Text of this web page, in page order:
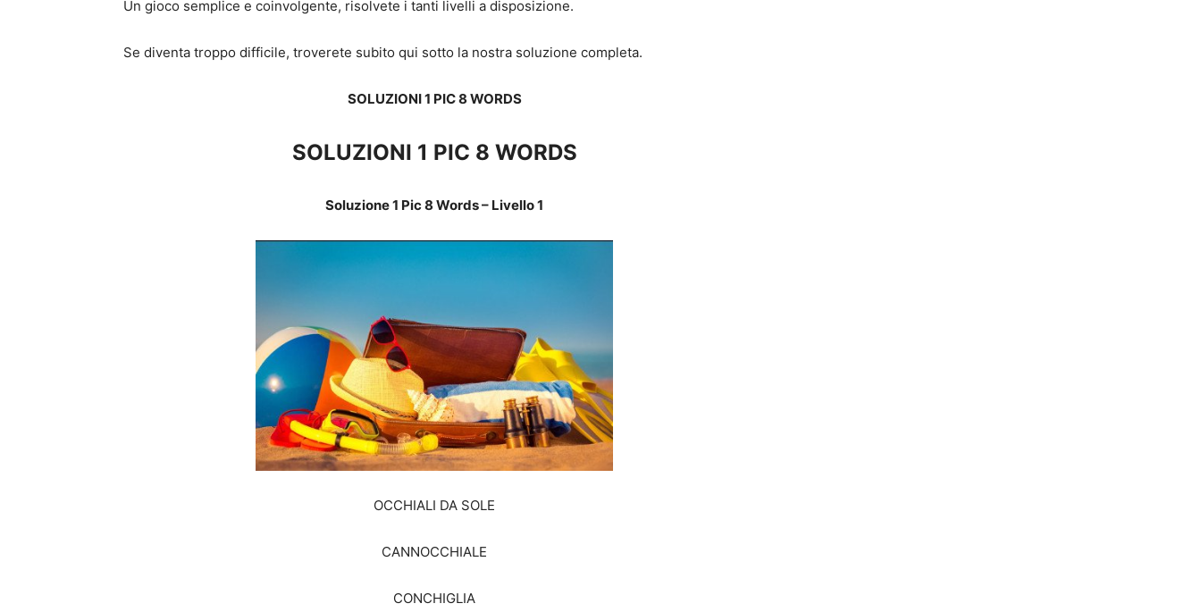
Un gioco semplice e coinvolgente, risolvete i tanti livelli a disposizione.
Se diventa troppo difficile, troverete subito qui sotto la nostra soluzione completa.
SOLUZIONI 1 PIC 8 WORDS
SOLUZIONI 1 PIC 8 WORDS
Soluzione 1 Pic 8 Words – Livello 1
OCCHIALI DA SOLE
CANNOCCHIALE
CONCHIGLIA